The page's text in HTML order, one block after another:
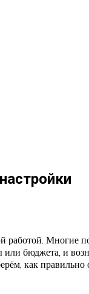
Многие
бюджета, и
как